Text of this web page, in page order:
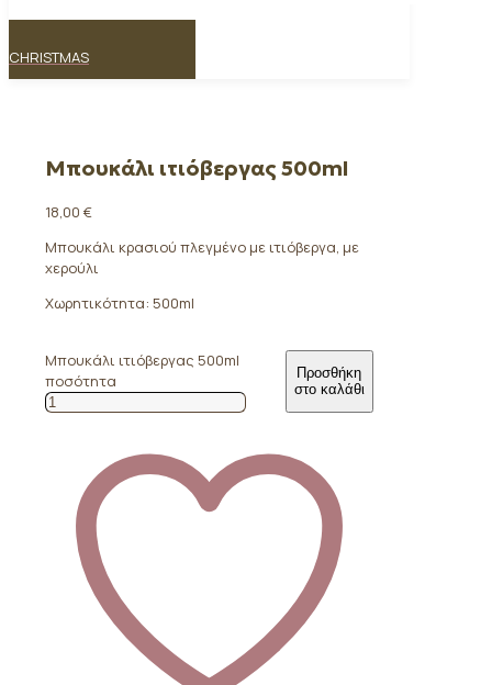
CHRISTMAS
Μπουκάλι ιτιόβεργας 500ml
18,00 €
Μπουκάλι κρασιού πλεγμένο με ιτιόβεργα, με
χερούλι
Χωρητικότητα: 500ml
Μπουκάλι ιτιόβεργας 500ml
ποσότητα
Προσθήκη
στο καλάθι